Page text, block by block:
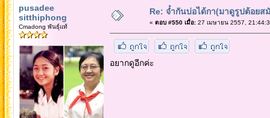
pusadee
sitthiphong
Cmadong พันธุ์แท้
Re: จ๋ำกันบ่อได้กา(มาดูรูปต้อยส
« ตอบ #550 เมื่อ:27 เมษายน 2557,
อยากดูอีกค่ะ